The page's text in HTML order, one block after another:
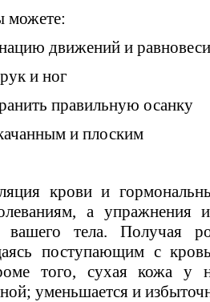
можете:
движений и
и ног
правильную осанку
и плоским
крови и
а
вашего тела. Получая
поступающим с
того, сухая кожа у
уменьшается и